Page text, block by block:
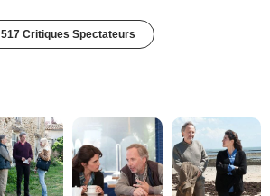
517 Critiques Spectateurs